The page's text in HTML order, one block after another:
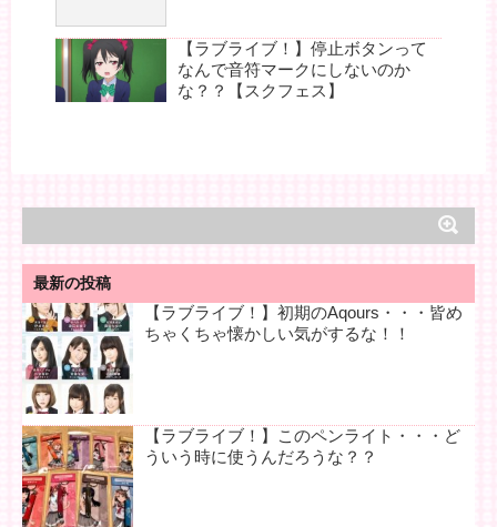
【ラブライブ！】停止ボタンって
なんで音符マークにしないのか
な？？【スクフェス】
最新の投稿
【ラブライブ！】初期のAqours・・・皆め
ちゃくちゃ懐かしい気がするな！！
【ラブライブ！】このペンライト・・・ど
ういう時に使うんだろうな？？